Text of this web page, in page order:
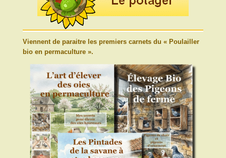
Viennent de paraitre les premiers carnets du « Poulailler
bio en permaculture ».